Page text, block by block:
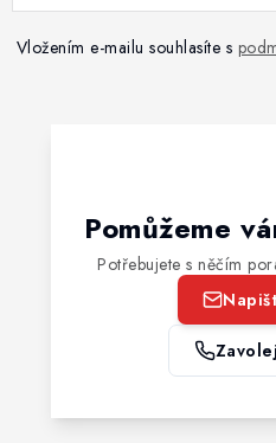
Vložením e-mailu souhlasíte s
Pomůžeme
Potřebujete s něčím